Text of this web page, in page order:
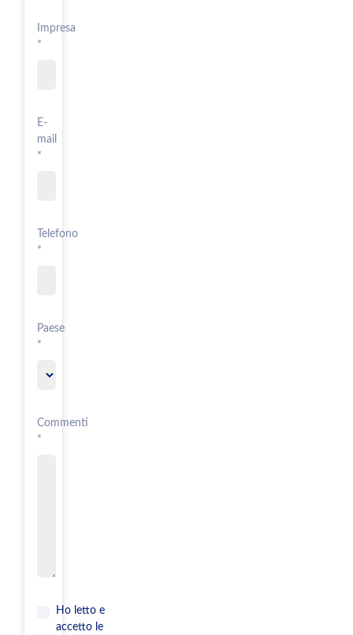
Impresa
*
E-
mail
*
Telefono
*
Paese
*
Commenti
*
Ho letto e
accetto le